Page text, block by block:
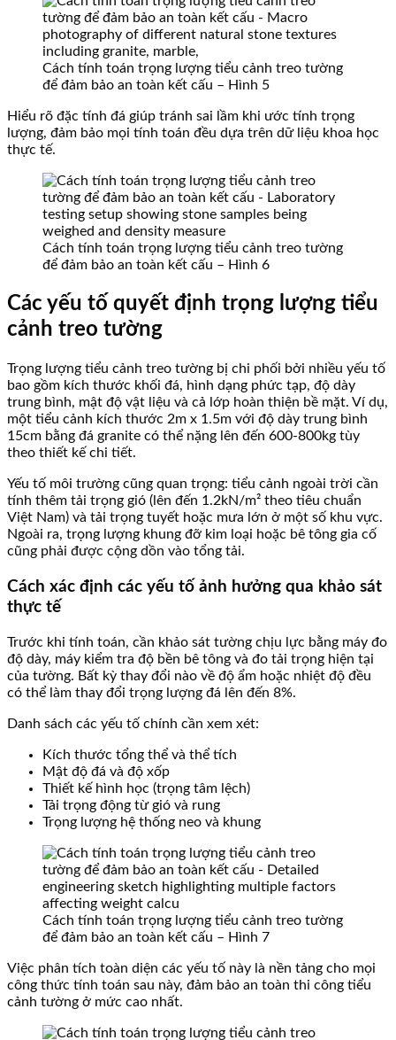
Cách tính toán trọng lượng tiểu cảnh treo tường
để đảm bảo an toàn kết cấu – Hình 5
Hiểu rõ đặc tính đá giúp tránh sai lầm khi ước tính trọng
lượng, đảm bảo mọi tính toán đều dựa trên dữ liệu khoa học
thực tế.
Cách tính toán trọng lượng tiểu cảnh treo tường
để đảm bảo an toàn kết cấu – Hình 6
Các yếu tố quyết định trọng lượng tiểu
cảnh treo tường
Trọng lượng tiểu cảnh treo tường bị chi phối bởi nhiều yếu tố
bao gồm kích thước khối đá, hình dạng phức tạp, độ dày
trung bình, mật độ vật liệu và cả lớp hoàn thiện bề mặt. Ví dụ,
một tiểu cảnh kích thước 2m x 1.5m với độ dày trung bình
15cm bằng đá granite có thể nặng lên đến 600-800kg tùy
theo thiết kế chi tiết.
Yếu tố môi trường cũng quan trọng: tiểu cảnh ngoài trời cần
tính thêm tải trọng gió (lên đến 1.2kN/m² theo tiêu chuẩn
Việt Nam) và tải trọng tuyết hoặc mưa lớn ở một số khu vực.
Ngoài ra, trọng lượng khung đỡ kim loại hoặc bê tông gia cố
cũng phải được cộng dồn vào tổng tải.
Cách xác định các yếu tố ảnh hưởng qua khảo sát
thực tế
Trước khi tính toán, cần khảo sát tường chịu lực bằng máy đo
độ dày, máy kiểm tra độ bền bê tông và đo tải trọng hiện tại
của tường. Bất kỳ thay đổi nào về độ ẩm hoặc nhiệt độ đều
có thể làm thay đổi trọng lượng đá lên đến 8%.
Danh sách các yếu tố chính cần xem xét:
Kích thước tổng thể và thể tích
Mật độ đá và độ xốp
Thiết kế hình học (trọng tâm lệch)
Tải trọng động từ gió và rung
Trọng lượng hệ thống neo và khung
Cách tính toán trọng lượng tiểu cảnh treo tường
để đảm bảo an toàn kết cấu – Hình 7
Việc phân tích toàn diện các yếu tố này là nền tảng cho mọi
công thức tính toán sau này, đảm bảo an toàn thi công tiểu
cảnh tường ở mức cao nhất.